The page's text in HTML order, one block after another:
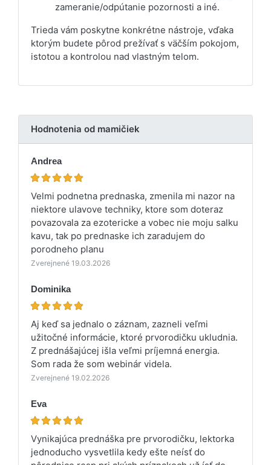
zameranie/odpútanie pozornosti a iné.
Trieda vám poskytne konkrétne nástroje, vďaka
ktorým budete pôrod prežívať s väčším pokojom,
istotou a kontrolou nad vlastným telom.
Hodnotenia od mamičiek
Andrea
Velmi podnetna prednaska, zmenila mi nazor na
niektore ulavove techniky, ktore som doteraz
povazovala za ezotericke a vobec nie moju salku
kavu, tak po prednaske ich zaradujem do
porodneho planu
Zverejnené 19.03.2026
Dominika
Aj keď sa jednalo o záznam, zazneli veľmi
užitočné informácie, ktoré prvorodičku ukludnia.
Z prednášajúcej išla veľmi príjemná energia.
Som rada že som webinár videla.
Zverejnené 19.02.2026
Eva
Vynikajúca prednáška pre prvorodičku, lektorka
jednoducho vysvetlila kedy ešte neísť do